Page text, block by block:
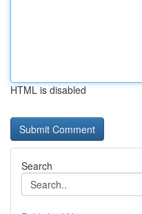
HTML is disabled
Search